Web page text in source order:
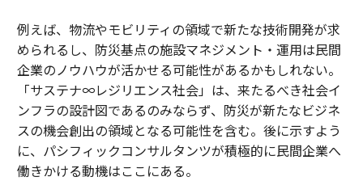
例えば、物流やモビリティの領域で新たな技術開発が求
められるし、防災基点の施設マネジメント・運用は民間
企業のノウハウが活かせる可能性があるかもしれない。
「サステナ∞レジリエンス社会」は、来たるべき社会イ
ンフラの設計図であるのみならず、防災が新たなビジネ
スの機会創出の領域となる可能性を含む。後に示すよう
に、パシフィックコンサルタンツが積極的に民間企業へ
働きかける動機はここにある。